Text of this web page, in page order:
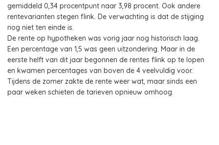
gemiddeld 0,34 procentpunt naar 3,98 procent. Ook andere
rentevarianten stegen flink. De verwachting is dat de stijging
nog niet ten einde is.
De rente op hypotheken was vorig jaar nog historisch laag.
Een percentage van 1,5 was geen uitzondering. Maar in de
eerste helft van dit jaar begonnen de rentes flink op te lopen
en kwamen percentages van boven de 4 veelvuldig voor.
Tijdens de zomer zakte de rente weer wat, maar sinds een
paar weken schieten de tarieven opnieuw omhoog.